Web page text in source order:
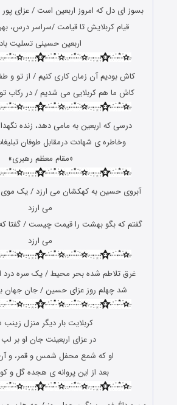
بسوز ای دل که امروز اربعین است / عزای
قیام کربلایش تا قیامت /سراسر درس،
اربعین حسینی تسلیت باد
کاش بودیم آن زمان کاری کنیم / از تو و
کاش ما هم کربلایی می شدیم / در رکاب
درسی که اربعین به مامی دهد، زنده
وخاطره ی شهادت درمقابل طوفان
«مقام معظم رهبری»
آبروی حسین به کهکشان می ارزد / یک
می ارزد
گفتم که بگو بهشت را قیمت چیست / گفتا
می ارزد
غرق تلاطم شده بحر محیط / یک سره
شد چهلم روز عزای حسین / جان جهان
کربلایت بار دیگر منزل
در عزای اربعینت جان او بر
او که شمع محفل شمس و قمر، و
بعد از این پروانه ی هجده گل و